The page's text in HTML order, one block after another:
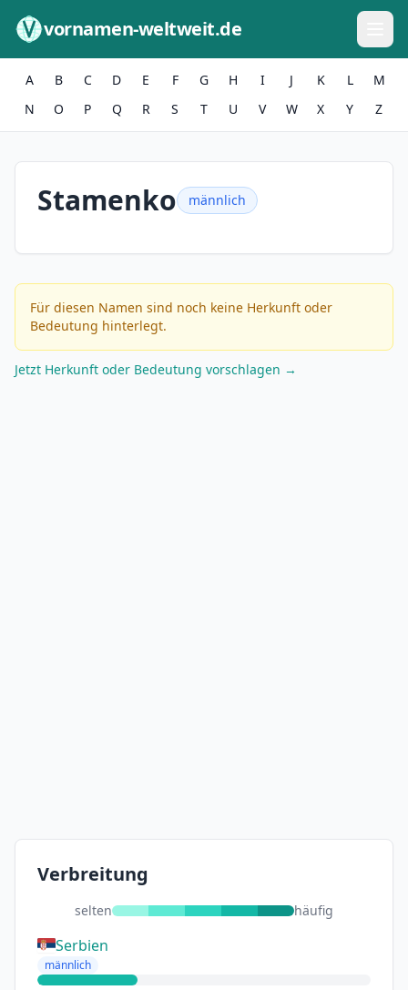
vornamen-weltweit.de
A B C D E F G H I J K L
M
N
O P Q R S T U V W X Y Z
Stamenko männlich
Für diesen Namen sind noch keine Herkunft oder
Bedeutung hinterlegt.
Jetzt Herkunft oder Bedeutung vorschlagen →
Verbreitung
selten häufig
Serbien
männlich